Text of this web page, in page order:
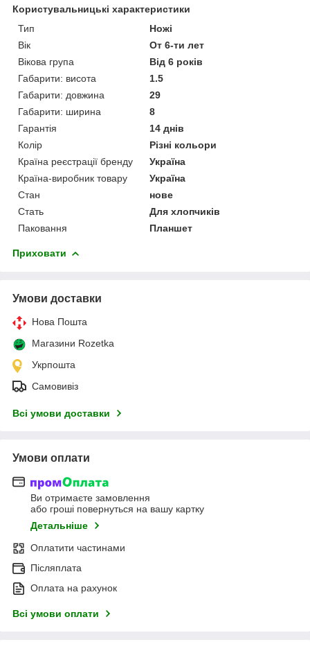
Користувальницькі характеристики
Тип
Ножі
Вік
От 6-ти лет
Вікова група
Від 6 років
Габарити: висота
1.5
Габарити: довжина
29
Габарити: ширина
8
Гарантія
14 днів
Колір
Різні кольори
Країна реєстрації бренду
Україна
Країна-виробник товару
Україна
Стан
нове
Стать
Для хлопчиків
Паковання
Планшет
Приховати
Умови доставки
Нова Пошта
Магазини Rozetka
Укрпошта
Самовивіз
Всі умови доставки
Умови оплати
Ви отримаєте замовлення
або гроші повернуться на вашу картку
Детальніше
Оплатити частинами
Післяплата
Оплата на рахунок
Всі умови оплати